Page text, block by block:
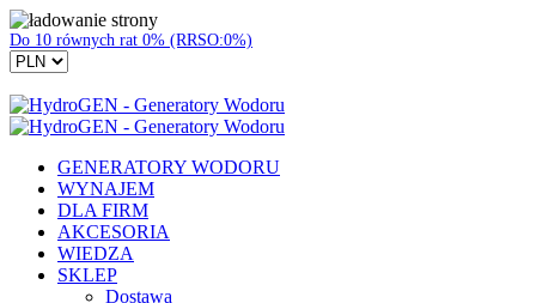
Do 10 równych rat 0% (RRSO:0%)
GENERATORY WODORU
WYNAJEM
DLA FIRM
AKCESORIA
WIEDZA
SKLEP
Dostawa